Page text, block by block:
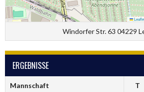
Windorfer Str. 63 04229
ERGEBNISSE
Mannschaft T